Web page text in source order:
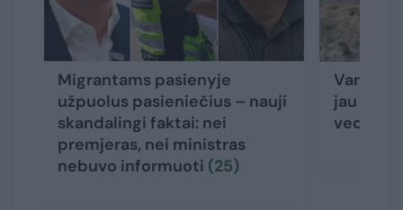
Migrantams pasienyje
užpuolus pasieniečius – nauji
skandalingi faktai: nei
premjeras, nei ministras
nebuvo informuoti (25)
jau
vedantį